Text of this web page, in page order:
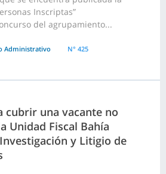
Inscriptas”
del agrupamiento...
Administrativo N° 425
cubrir una vacante no
Unidad Fiscal Bahía
y Litigio de